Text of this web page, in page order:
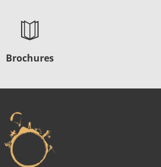
Brochures